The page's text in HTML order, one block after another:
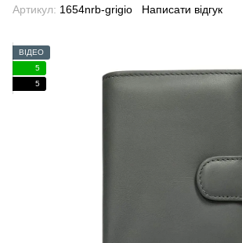
Артикул: 1654nrb-grigio Написати відгук
ВІДЕО
5
5